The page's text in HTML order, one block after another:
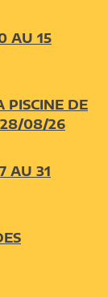
AU 15
PISCINE DE
28/08/26
AU 31